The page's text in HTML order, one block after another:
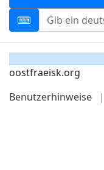
oostfraeisk.org
Benutzerhinweise
|